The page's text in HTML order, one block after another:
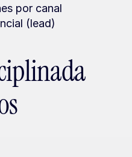
por canal
(lead)